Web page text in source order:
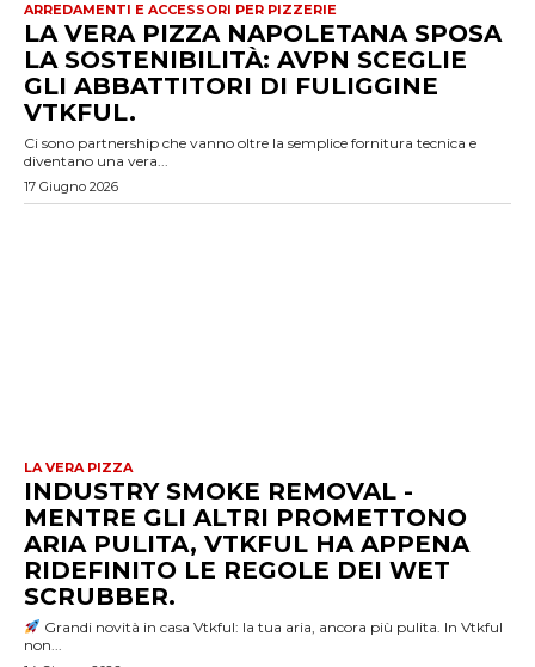
ARREDAMENTI E ACCESSORI PER PIZZERIE
LA VERA PIZZA NAPOLETANA SPOSA
LA SOSTENIBILITÀ: AVPN SCEGLIE
GLI ABBATTITORI DI FULIGGINE
VTKFUL.
Ci sono partnership che vanno oltre la semplice fornitura tecnica e
diventano una vera...
17 Giugno 2026
LA VERA PIZZA
INDUSTRY SMOKE REMOVAL -
MENTRE GLI ALTRI PROMETTONO
ARIA PULITA, VTKFUL HA APPENA
RIDEFINITO LE REGOLE DEI WET
SCRUBBER.
Grandi novità in casa Vtkful: la tua aria, ancora più pulita. In Vtkful
non...